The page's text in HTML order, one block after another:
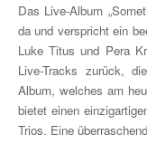
Das Live-Album
da und verspricht ein
Luke Titus und Pera
Live-Tracks zurück,
Album, welches am
bietet einen
Trios. Eine